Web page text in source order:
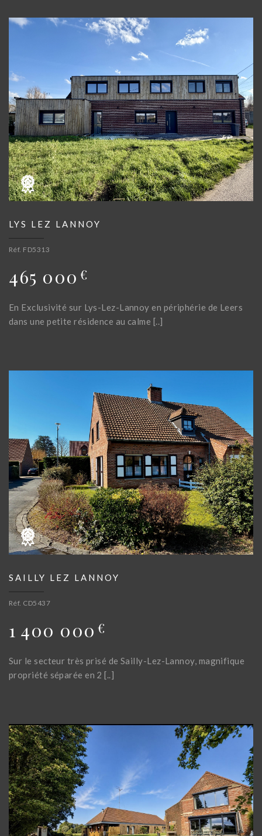
LYS LEZ LANNOY
Réf. FD5313
465 000 €
En Exclusivité sur Lys-Lez-Lannoy en périphérie de Leers
dans une petite résidence au calme [..]
SAILLY LEZ LANNOY
Réf. CD5437
1 400 000 €
Sur le secteur très prisé de Sailly-Lez-Lannoy, magnifique
propriété séparée en 2 [..]